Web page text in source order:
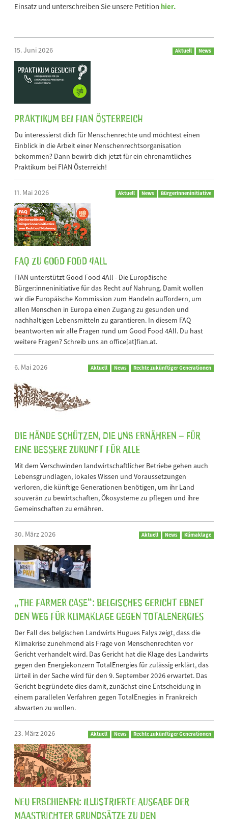
Einsatz und unterschreiben Sie unsere Petition hier.
15. Juni 2026 Aktuell News
Praktikum bei FIAN Österreich
Du interessierst dich für Menschenrechte und möchtest einen
Einblick in die Arbeit einer Menschenrechtsorganisation
bekommen? Dann bewirb dich jetzt für ein ehrenamtliches
Praktikum bei FIAN Österreich!
11. Mai 2026 Aktuell News BürgerInneninitiative
FAQ zu Good Food 4All
FIAN unterstützt Good Food 4All - Die Europäische
Bürger:inneninitiative für das Recht auf Nahrung. Damit wollen
wir die Europäische Kommission zum Handeln auffordern, um
allen Menschen in Europa einen Zugang zu gesunden und
nachhaltigen Lebensmitteln zu garantieren. In diesem FAQ
beantworten wir alle Fragen rund um Good Food 4All. Du hast
weitere Fragen? Schreib uns an office[at]fian.at.
6. Mai 2026 Aktuell News Rechte zukünftiger Generationen
Die Hände schützen, die uns ernähren – für
eine bessere Zukunft für alle
Mit dem Verschwinden landwirtschaftlicher Betriebe gehen auch
Lebensgrundlagen, lokales Wissen und Voraussetzungen
verloren, die künftige Generationen benötigen, um ihr Land
souverän zu bewirtschaften, Ökosysteme zu pflegen und ihre
Gemeinschaften zu ernähren.
30. März 2026 Aktuell News Klimaklage
„The Farmer Case“: Belgisches Gericht ebnet
den Weg für Klimaklage gegen TotalEnergies
Der Fall des belgischen Landwirts Hugues Falys zeigt, dass die
Klimakrise zunehmend als Frage von Menschenrechten vor
Gericht verhandelt wird. Das Gericht hat die Klage des Landwirts
gegen den Energiekonzern TotalEnergies für zulässig erklärt, das
Urteil in der Sache wird für den 9. September 2026 erwartet. Das
Gericht begründete dies damit, zunächst eine Entscheidung in
einem parallelen Verfahren gegen TotalEnegies in Frankreich
abwarten zu wollen.
23. März 2026 Aktuell News Rechte zukünftiger Generationen
Neu erschienen: Illustrierte Ausgabe der
Maastrichter Grundsätze zu den